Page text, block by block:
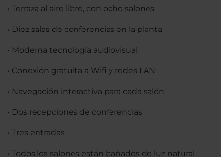
• Terraza al aire libre, con ocho salones
• Diez salas de conferencias en la planta
• Moderna tecnología audiovisual
• Conexión gratuita a Wifi y redes LAN
• Navegación interactiva para cada salón
• Dos recepciones de conferencias
• Tres entradas
• Todos los salones están bañados de luz natural